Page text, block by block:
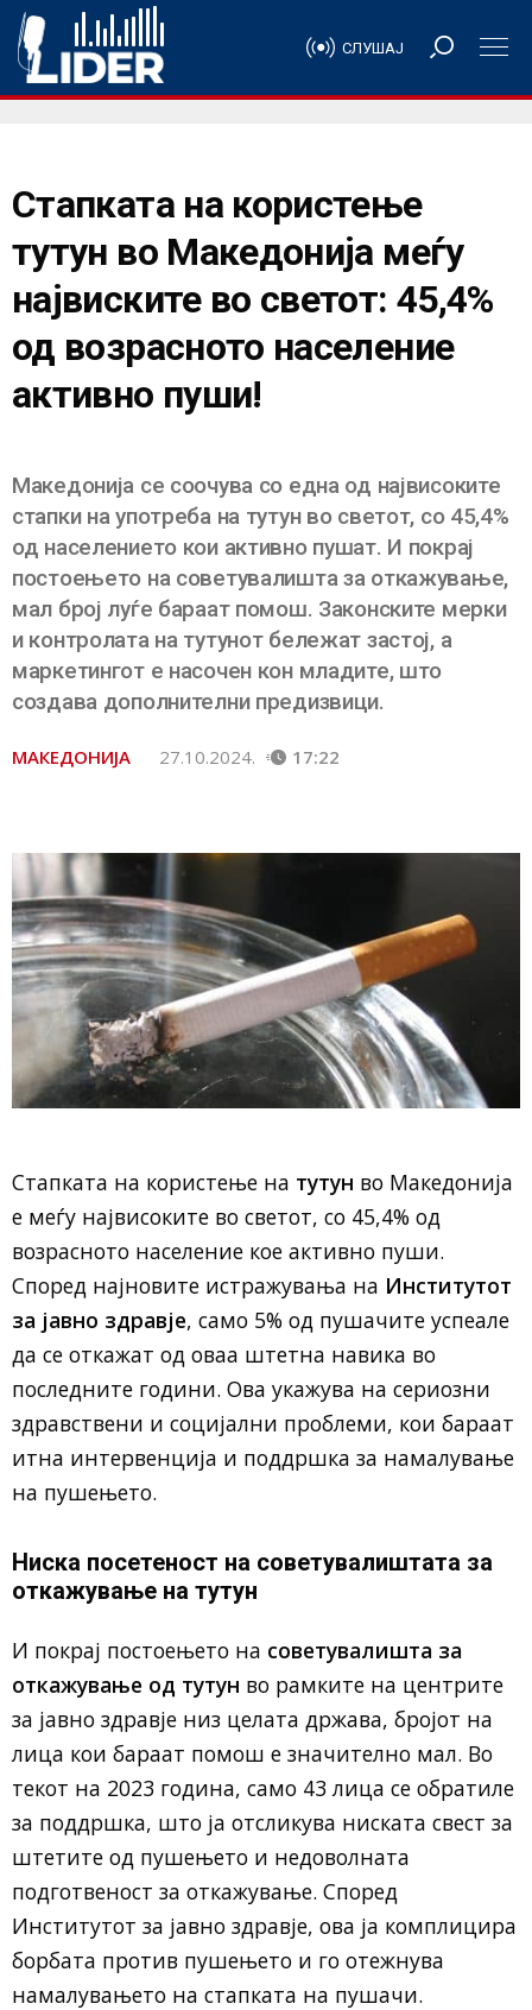
СЛУШАЈ
Стапката на користење
тутун во Македонија меѓу
највиските во светот: 45,4%
од возрасното население
активно пуши!
Македонија се соочува со една од највисоките
стапки на употреба на тутун во светот, со 45,4%
од населението кои активно пушат. И покрај
постоењето на советувалишта за откажување,
мал број луѓе бараат помош. Законските мерки
и контролата на тутунот бележат застој, а
маркетингот е насочен кон младите, што
создава дополнителни предизвици.
МАКЕДОНИЈА 27.10.2024. 17:22
Стапката на користење на тутун во Македонија
е меѓу највисоките во светот, со 45,4% од
возрасното население кое активно пуши.
Според најновите истражувања на Институтот
за јавно здравје, само 5% од пушачите успеале
да се откажат од оваа штетна навика во
последните години. Ова укажува на сериозни
здравствени и социјални проблеми, кои бараат
итна интервенција и поддршка за намалување
на пушењето.
Ниска посетеност на советувалиштата за
откажување на тутун
И покрај постоењето на советувалишта за
откажување од тутун во рамките на центрите
за јавно здравје низ целата држава, бројот на
лица кои бараат помош е значително мал. Во
текот на 2023 година, само 43 лица се обратиле
за поддршка, што ја отсликува ниската свест за
штетите од пушењето и недоволната
подготвеност за откажување. Според
Институтот за јавно здравје, ова ја комплицира
борбата против пушењето и го отежнува
намалувањето на стапката на пушачи.